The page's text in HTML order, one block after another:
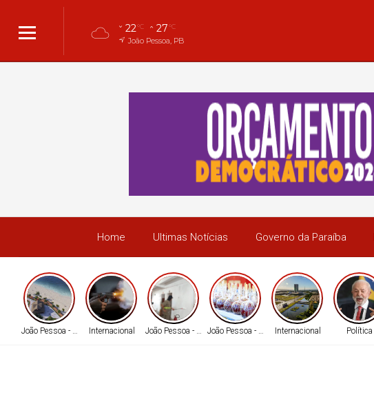
22°C 27°C
João Pessoa, PB
Home Ultimas Notícias Governo da Paraíba
João Pessoa - PB Internacional João Pessoa - PB João Pessoa - PB Internacional Política